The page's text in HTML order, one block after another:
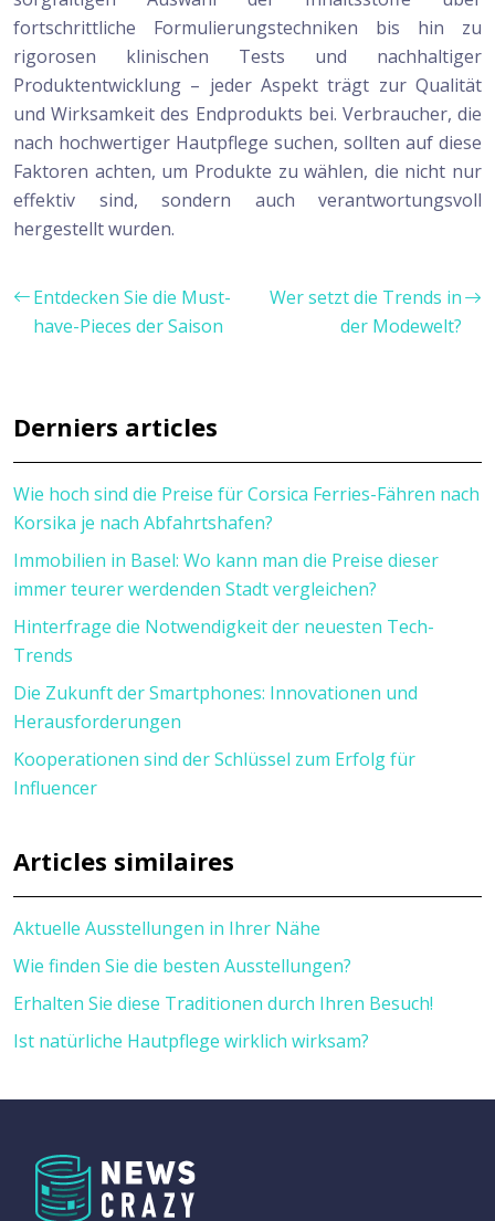
fortschrittliche Formulierungstechniken bis hin zu
rigorosen klinischen Tests und nachhaltiger
Produktentwicklung – jeder Aspekt trägt zur Qualität
und Wirksamkeit des Endprodukts bei. Verbraucher, die
nach hochwertiger Hautpflege suchen, sollten auf diese
Faktoren achten, um Produkte zu wählen, die nicht nur
effektiv sind, sondern auch verantwortungsvoll
hergestellt wurden.
Entdecken Sie die Must-
have-Pieces der Saison
Wer setzt die Trends in
der Modewelt?
Derniers articles
Wie hoch sind die Preise für Corsica Ferries-Fähren nach
Korsika je nach Abfahrtshafen?
Immobilien in Basel: Wo kann man die Preise dieser
immer teurer werdenden Stadt vergleichen?
Hinterfrage die Notwendigkeit der neuesten Tech-
Trends
Die Zukunft der Smartphones: Innovationen und
Herausforderungen
Kooperationen sind der Schlüssel zum Erfolg für
Influencer
Articles similaires
Aktuelle Ausstellungen in Ihrer Nähe
Wie finden Sie die besten Ausstellungen?
Erhalten Sie diese Traditionen durch Ihren Besuch!
Ist natürliche Hautpflege wirklich wirksam?